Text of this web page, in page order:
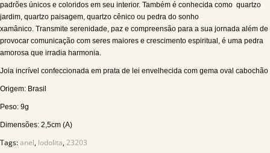
padrões únicos e coloridos em seu interior. Também é conhecida como quartzo
jardim, quartzo paisagem, quartzo cênico ou pedra do sonho
xamânico. Transmite serenidade, paz e compreensão para a sua jornada além de
provocar comunicação com seres maiores e crescimento espiritual, é uma pedra
amorosa que irradia harmonia.
Joia incrível confeccionada em prata de lei envelhecida com gema oval cabochão
Origem: Brasil
Peso: 9g
Dimensões: 2,5cm (A)
Tags:anel, lodolita,23203